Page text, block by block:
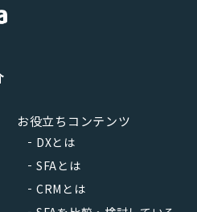
お役立ちコンテンツ
DXとは
SFAとは
CRMとは